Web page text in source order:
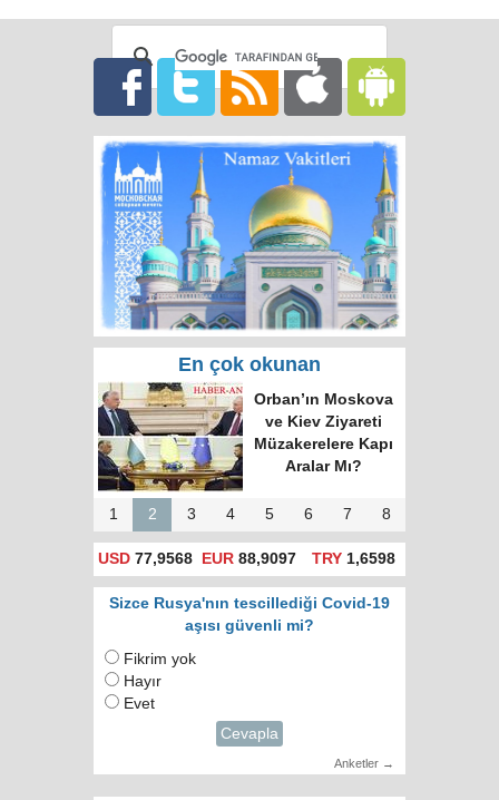
En çok okunan
Rusya'da hatalı celp
için itiraz e-devlet
(gosuslugi)
üzerinden
yapılacak!
1 2 3 4 5 6 7 8
USD 77,9568 EUR 88,9097 TRY1,6598
Sizce Rusya'nın tescillediği Covid-19
aşısı güvenli mi?
Fikrim yok
Hayır
Evet
Cevapla
Anketler →